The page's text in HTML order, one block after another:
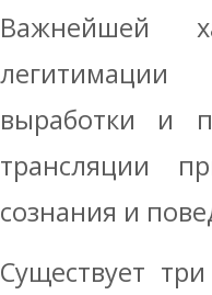
Важнейшей
выработки и
трансляции
сознания и
Существует